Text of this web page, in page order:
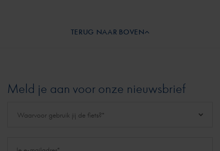
Meld je aan voor onze nieuwsbrief
TERUG NAAR BOVEN